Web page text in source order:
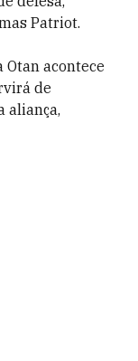
Patriot.
Otan acontece
de
aliança,